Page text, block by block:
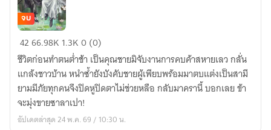
[จีน
โบราณ]
ข้า
จะ
ขาย
ซาลาเปา
จบ
4266.98K 1.3K0 (0)
ชีวิตก่อนทําตนต่ำช้า เป็นคุณชายมิจับงานการคบค้าสหายเลว กลั่น
แกล้งชาวบ้าน หนําซ้ำยังบังคับชายผู้เพียบพร้อมมาตบแต่งเป็นสามี
ยามมีภัยทุกคนจึงปิดหูปิดตาไม่ช่วยหลือ กลับมาครานี้ บอกเลย ข้า
จะมุ่งขายซาลาเปา!
อัปเดตล่าสุด 24 พ.ค. 69 / 10:30 น.